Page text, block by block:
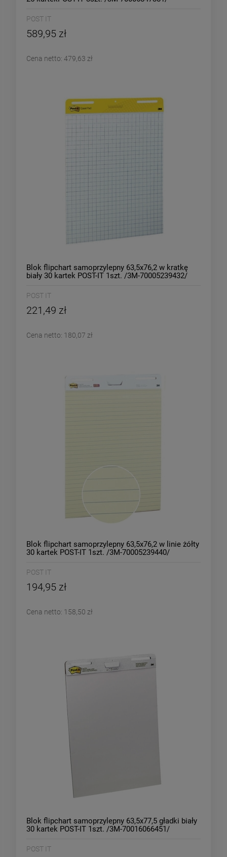
POST IT
589,95 zł
Cena netto: 479,63 zł
Blok flipchart samoprzylepny 63,5x76,2 w kratkę
biały 30 kartek POST-IT 1szt. /3M-70005239432/
POST IT
221,49 zł
Cena netto: 180,07 zł
Blok flipchart samoprzylepny 63,5x76,2 w linie żółty
30 kartek POST-IT 1szt. /3M-70005239440/
POST IT
194,95 zł
Cena netto: 158,50 zł
Blok flipchart samoprzylepny 63,5x77,5 gładki biały
30 kartek POST-IT 1szt. /3M-70016066451/
POST IT